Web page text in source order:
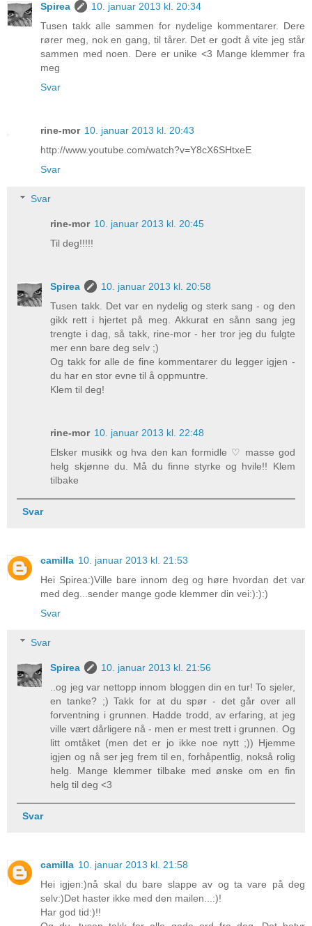
Spirea
10. januar 2013 kl. 20:34
Tusen takk alle sammen for nydelige kommentarer. Dere
rører meg, nok en gang, til tårer. Det er godt å vite jeg står
sammen med noen. Dere er unike <3 Mange klemmer fra
meg
Svar
rine-mor 10. januar 2013 kl. 20:43
http://www.youtube.com/watch?v=Y8cX6SHtxeE
Svar
Svar
rine-mor 10. januar 2013 kl. 20:45
Til deg!!!!!
Spirea
10. januar 2013 kl. 20:58
Tusen takk. Det var en nydelig og sterk sang - og den
gikk rett i hjertet på meg. Akkurat en sånn sang jeg
trengte i dag, så takk, rine-mor - her tror jeg du fulgte
mer enn bare deg selv ;)
Og takk for alle de fine kommentarer du legger igjen -
du har en stor evne til å oppmuntre.
Klem til deg!
rine-mor 10. januar 2013 kl. 22:48
Elsker musikk og hva den kan formidle ♡ masse god
helg skjønne du. Må du finne styrke og hvile!! Klem
tilbake
Svar
camilla 10. januar 2013 kl. 21:53
Hei Spirea:)Ville bare innom deg og høre hvordan det var
med deg...sender mange gode klemmer din vei:):):)
Svar
Svar
Spirea
10. januar 2013 kl. 21:56
..og jeg var nettopp innom bloggen din en tur! To sjeler,
en tanke? ;) Takk for at du spør - det går over all
forventning i grunnen. Hadde trodd, av erfaring, at jeg
ville vært dårligere nå - men er mest trett i grunnen. Og
litt omtåket (men det er jo ikke noe nytt ;)) Hjemme
igjen og nå ser jeg frem til en, forhåpentlig, nokså rolig
helg. Mange klemmer tilbake med ønske om en fin
helg til deg <3
Svar
camilla 10. januar 2013 kl. 21:58
Hei igjen:)nå skal du bare slappe av og ta vare på deg
selv:)Det haster ikke med den mailen...:)!
Har god tid:)!!